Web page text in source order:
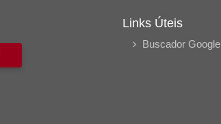
Links Úteis
Buscador Google